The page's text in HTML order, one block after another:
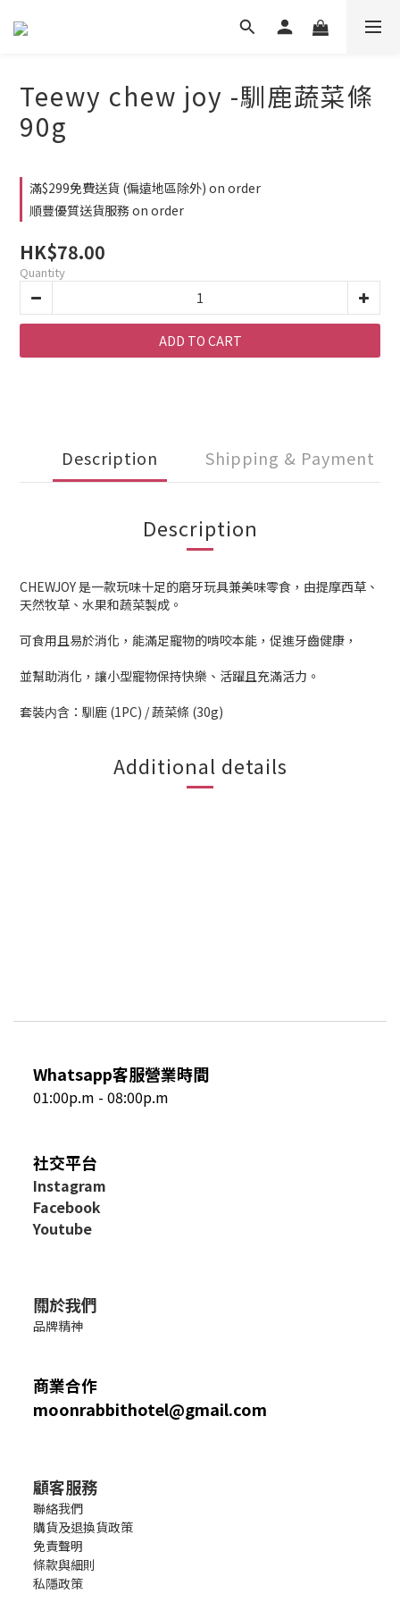
Teewy chew joy -馴鹿蔬菜條
90g
滿$299免費送貨 (偏遠地區除外) on order
順豐優質送貨服務 on order
HK$78.00
Quantity
ADD TO CART
Description Shipping & Payment
Description
CHEWJOY 是一款玩味十足的磨牙玩具兼美味零食，由提摩西草、
天然牧草、水果和蔬菜製成。
可食用且易於消化，能滿足寵物的啃咬本能，促進牙齒健康，
並幫助消化，讓小型寵物保持快樂、活躍且充滿活力。
套裝内含：馴鹿 (1PC) / 蔬菜條 (30g)
Additional details
Whatsapp客服營業時間
01:00p.m - 08:00p.m
社交平台
Instagram
Facebook
Youtube
關於我們
品牌精神
商業合作
moonrabbithotel@gmail.com
顧客服務
聯絡我們
購貨及退換貨政策
免責聲明
條款與細則
私隱政策